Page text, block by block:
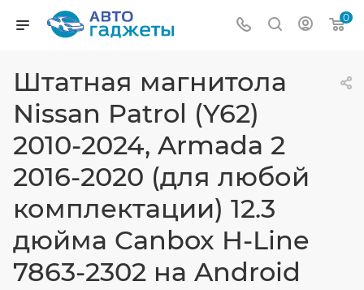
0
Штатная магнитола
Nissan Patrol (Y62)
2010-2024, Armada 2
2016-2020 (для любой
комплектации) 12.3
дюйма Canbox H-Line
7863-2302 на Android